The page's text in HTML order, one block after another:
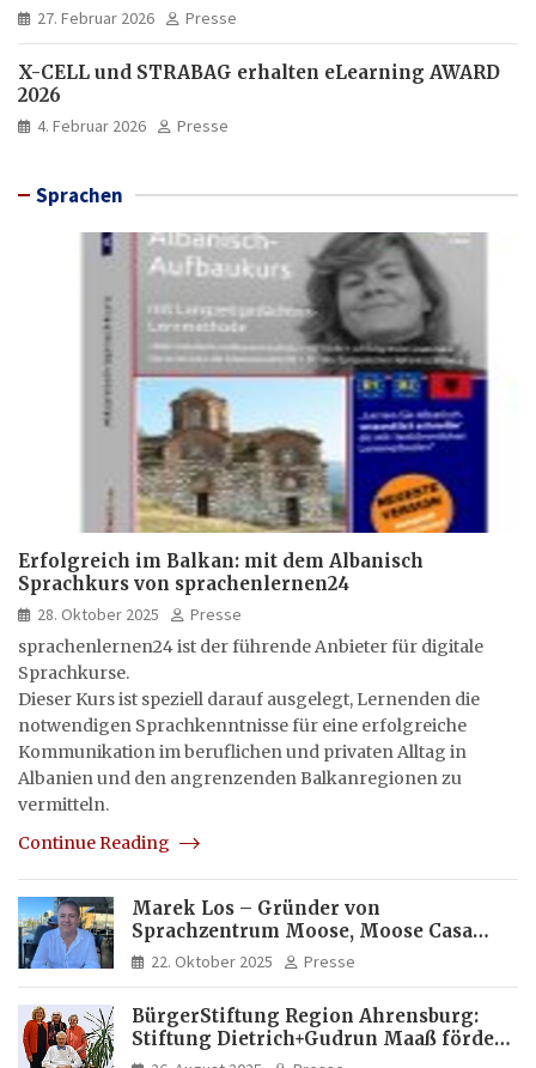
27. Februar 2026 Presse
X-CELL und STRABAG erhalten eLearning AWARD
2026
4. Februar 2026 Presse
Sprachen
Erfolgreich im Balkan: mit dem Albanisch
Sprachkurs von sprachenlernen24
28. Oktober 2025
Presse
sprachenlernen24 ist der führende Anbieter für digitale
Sprachkurse.
Dieser Kurs ist speziell darauf ausgelegt, Lernenden die
notwendigen Sprachkenntnisse für eine erfolgreiche
Kommunikation im beruflichen und privaten Alltag in
Albanien und den angrenzenden Balkanregionen zu
vermitteln.
Continue Reading
Marek Los – Gründer von
Sprachzentrum Moose, Moose Casa
Italia und Apartamento Brasil |
Internationaler Experte für Bildung
22. Oktober 2025 Presse
BürgerStiftung Region Ahrensburg:
Stiftung Dietrich+Gudrun Maaß fördert
Deutschkenntnisse von Frauen